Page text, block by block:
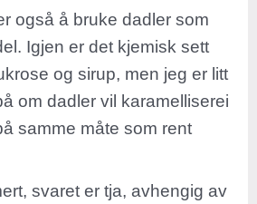
også å bruke dadler som
Igjen er det kjemisk sett
og sirup, men jeg er litt
om dadler vil karamelliserei
samme måte som rent
svaret er tja, avhengig av